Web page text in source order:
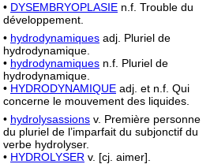
• DYSEMBRYOPLASIE n.f. Trouble du
développement.
• hydrodynamiques adj. Pluriel de
hydrodynamique.
• hydrodynamiques n.f. Pluriel de
hydrodynamique.
• HYDRODYNAMIQUE adj. et n.f. Qui
concerne le mouvement des liquides.
• hydrolysassions v. Première personne
du pluriel de l’imparfait du subjonctif du
verbe hydrolyser.
• HYDROLYSER v. [cj. aimer].